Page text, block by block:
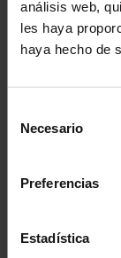
análisis web,
les haya
haya hecho de
Necesario
Preferencias
Estadística